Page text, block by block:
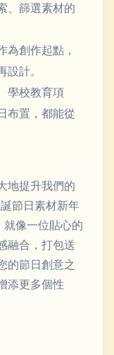
、篩選素材的
為創作起點，
計。
學校教育項
布置，都能從
地提升我們的
節日素材新年
就像一位貼心的
融合，打包送
的節日創意之
添更多個性